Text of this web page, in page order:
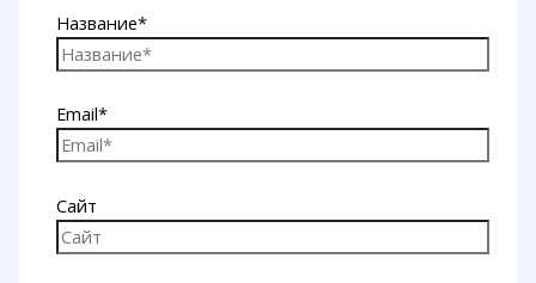
Название*
Email*
Сайт